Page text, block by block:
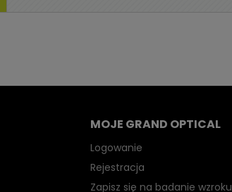
MOJE GRAND OPTICAL
Logowanie
Rejestracja
Zapisz się na badanie wzroku